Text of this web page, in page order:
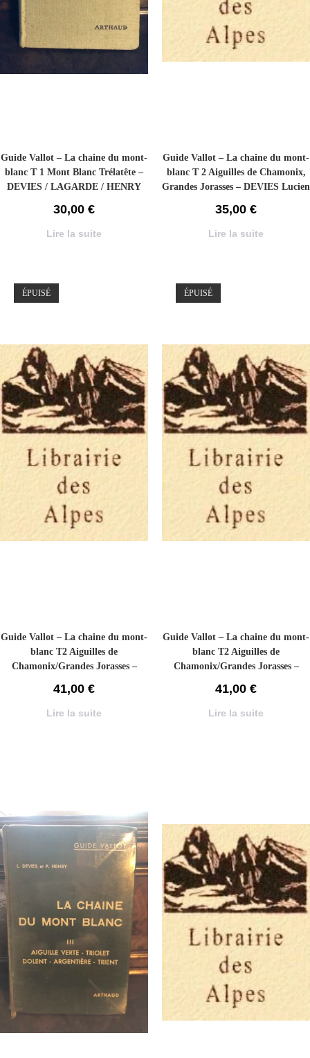
Guide Vallot – La chaine du mont-
blanc T 1 Mont Blanc Trélatête –
DEVIES / LAGARDE / HENRY
30,00 €
Lire la suite
Guide Vallot – La chaine du mont-
blanc T 2 Aiguilles de Chamonix,
Grandes Jorasses – DEVIES Lucien
35,00 €
Lire la suite
ÉPUISÉ
Guide Vallot – La chaine du mont-
blanc T2 Aiguilles de
Chamonix/Grandes Jorasses –
– 1949
41,00 €
Lire la suite
ÉPUISÉ
Guide Vallot – La chaine du mont-
blanc T2 Aiguilles de
Chamonix/Grandes Jorasses –
– 1949
41,00 €
Lire la suite